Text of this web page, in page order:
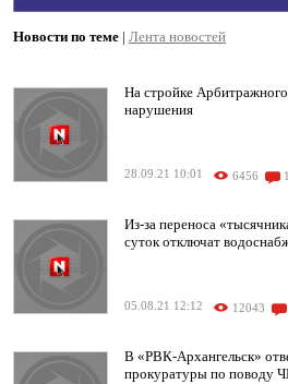
Новости по теме | Лента новостей
На стройке
нарушения
28.09.21 10:01 6456 1
Из-за переноса
суток отключат
05.08.21 12:12 12043
В «РВК-Архангельск»
прокуратуры по поводу